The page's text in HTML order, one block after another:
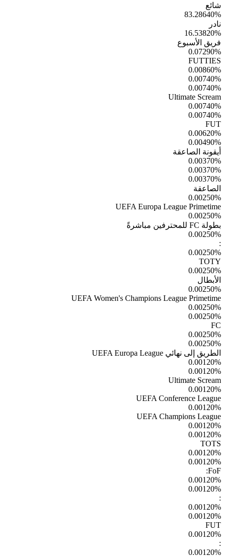
شائع
83.28640%
نادر
16.53820%
فريق الأسبوع
0.07290%
FUTTIES
0.00860%
0.00740%
0.00740%
Ultimate Scream
0.00740%
0.00740%
FUT
0.00620%
0.00490%
أيقونة الصاعقة
0.00370%
0.00370%
0.00370%
الصاعقة
0.00250%
UEFA Europa League Primetime
0.00250%
بطولة FC للمحترفين مباشرةً
0.00250%
:
0.00250%
TOTY
0.00250%
الأبطال
0.00250%
UEFA Women's Champions League Primetime
0.00250%
0.00250%
FC
0.00250%
0.00250%
الطريق إلى نهائي UEFA Europa League
0.00120%
0.00120%
Ultimate Scream
0.00120%
UEFA Conference League
0.00120%
UEFA Champions League
0.00120%
0.00120%
TOTS
0.00120%
0.00120%
FoF:
0.00120%
0.00120%
:
0.00120%
0.00120%
FUT
0.00120%
:
0.00120%